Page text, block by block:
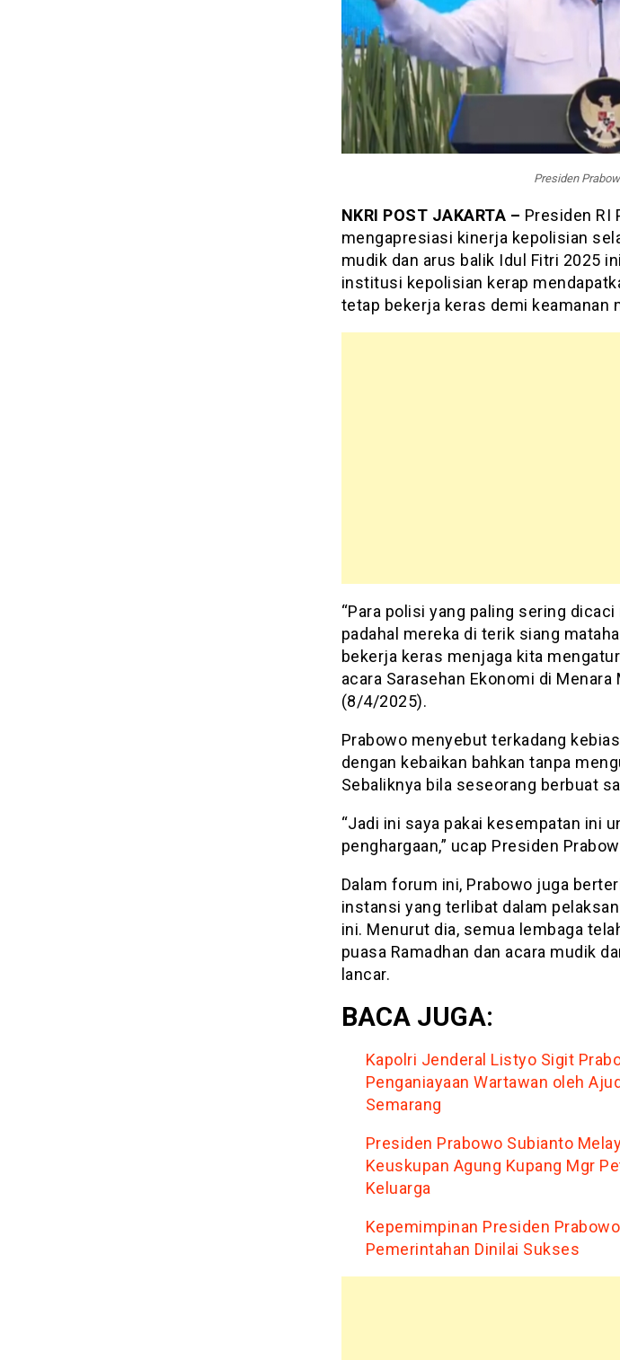
Presiden
NKRI POST JAKARTA – Presiden RI
mengapresiasi kinerja kepolisian
mudik dan arus balik Idul Fitri 2025
institusi kepolisian kerap
tetap bekerja keras demi keamanan
“Para polisi yang paling sering
padahal mereka di terik siang
bekerja keras menjaga kita
acara Sarasehan Ekonomi di Menara
(8/4/2025).
Prabowo menyebut terkadang
dengan kebaikan bahkan tanpa
Sebaliknya bila seseorang berbuat
“Jadi ini saya pakai kesempatan ini
penghargaan,” ucap Presiden
Dalam forum ini, Prabowo juga
instansi yang terlibat dalam
ini. Menurut dia, semua lembaga
puasa Ramadhan dan acara mudik
lancar.
BACA JUGA:
Kapolri Jenderal Listyo Sigit
Penganiayaan Wartawan oleh
Semarang
Presiden Prabowo Subianto
Keuskupan Agung Kupang Mgr
Keluarga
Kepemimpinan Presiden
Pemerintahan Dinilai Sukses